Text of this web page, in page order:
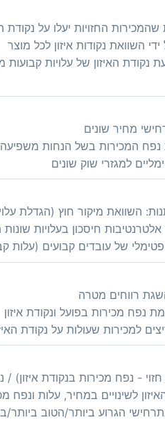
החזויות יעלו על נקודת
השוואת נקודות איזון לכל מוצר
האיזון של עלויות
מחיר שונים
המכירות בשל הנחות משפיעה
למגזרי שוק שונים
השוואת מיקור חוץ (הגדלת
חיסכון בעלויות שונות
של עובדים קבועים (עלות
רווחים מטרה
נפח מכירות בפועל ונקודת איזון
למכירות שעולות על נקודת
- נפח מכירות בנקודת איזון) /
לשינויים במחיר, עלות ונפח
הגרוע ביותר/הטוב ביותר/